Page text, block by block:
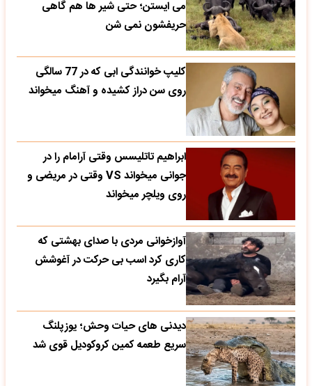
می‌ ایستن؛ حتی شیر ها هم گاهی
حریفشون نمی‌ شن
کلیپ خوانندگی ابی که در 77 سالگی
روی سن دراز کشیده و آهنگ میخواند
ابراهیم تاتلیسس وقتی آرامام را در
جوانی میخواند VS وقتی در مریضی و
روی ویلچر میخواند
آوازخوانی مردی با صدای بهشتی که
کاری کرد اسب بی حرکت در آغوشش
آرام بگیرد
دیدنی های حیات وحش؛ یوزپلنگ
سریع طعمه کمین کروکودیل قوی شد